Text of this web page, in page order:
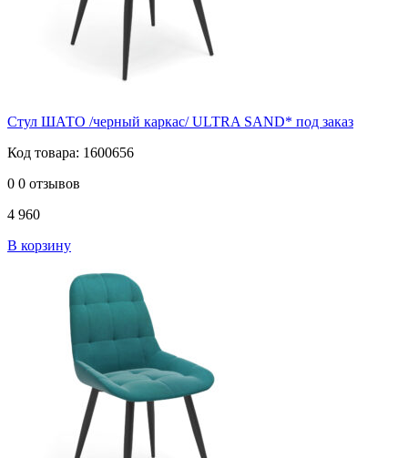
Стул ШАТО /черный каркас/ ULTRA SAND* под заказ
Код товара: 1600656
0 0 отзывов
4 960
В корзину